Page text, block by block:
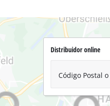
Distribuidor online
Código Postal